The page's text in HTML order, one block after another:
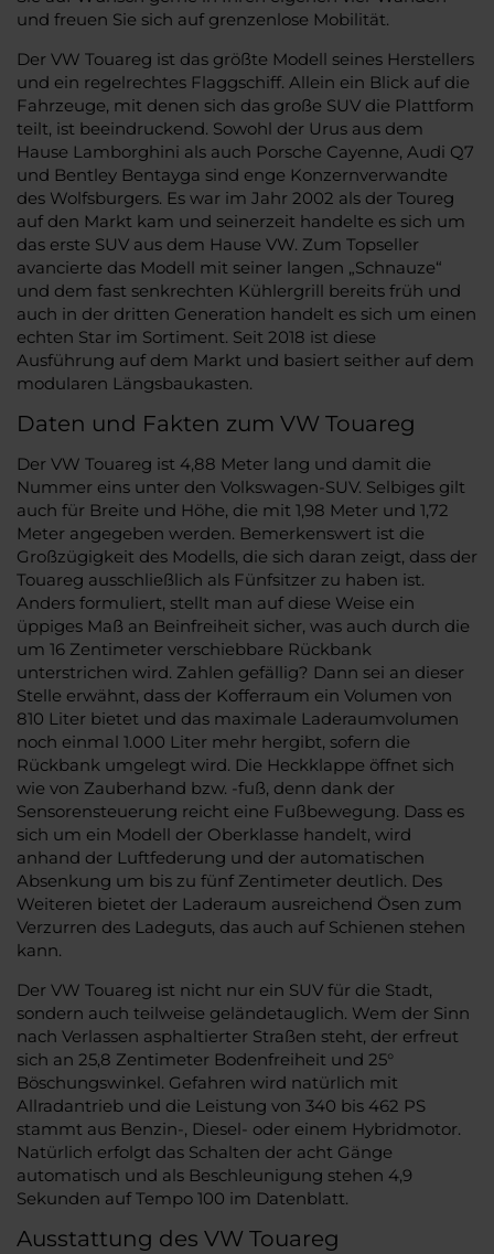
und freuen Sie sich auf grenzenlose Mobilität.
Der VW Touareg ist das größte Modell seines Herstellers
und ein regelrechtes Flaggschiff. Allein ein Blick auf die
Fahrzeuge, mit denen sich das große SUV die Plattform
teilt, ist beeindruckend. Sowohl der Urus aus dem
Hause Lamborghini als auch Porsche Cayenne, Audi Q7
und Bentley Bentayga sind enge Konzernverwandte
des Wolfsburgers. Es war im Jahr 2002 als der Toureg
auf den Markt kam und seinerzeit handelte es sich um
das erste SUV aus dem Hause VW. Zum Topseller
avancierte das Modell mit seiner langen „Schnauze“
und dem fast senkrechten Kühlergrill bereits früh und
auch in der dritten Generation handelt es sich um einen
echten Star im Sortiment. Seit 2018 ist diese
Ausführung auf dem Markt und basiert seither auf dem
modularen Längsbaukasten.
Daten und Fakten zum VW Touareg
Der VW Touareg ist 4,88 Meter lang und damit die
Nummer eins unter den Volkswagen-SUV. Selbiges gilt
auch für Breite und Höhe, die mit 1,98 Meter und 1,72
Meter angegeben werden. Bemerkenswert ist die
Großzügigkeit des Modells, die sich daran zeigt, dass der
Touareg ausschließlich als Fünfsitzer zu haben ist.
Anders formuliert, stellt man auf diese Weise ein
üppiges Maß an Beinfreiheit sicher, was auch durch die
um 16 Zentimeter verschiebbare Rückbank
unterstrichen wird. Zahlen gefällig? Dann sei an dieser
Stelle erwähnt, dass der Kofferraum ein Volumen von
810 Liter bietet und das maximale Laderaumvolumen
noch einmal 1.000 Liter mehr hergibt, sofern die
Rückbank umgelegt wird. Die Heckklappe öffnet sich
wie von Zauberhand bzw. -fuß, denn dank der
Sensorensteuerung reicht eine Fußbewegung. Dass es
sich um ein Modell der Oberklasse handelt, wird
anhand der Luftfederung und der automatischen
Absenkung um bis zu fünf Zentimeter deutlich. Des
Weiteren bietet der Laderaum ausreichend Ösen zum
Verzurren des Ladeguts, das auch auf Schienen stehen
kann.
Der VW Touareg ist nicht nur ein SUV für die Stadt,
sondern auch teilweise geländetauglich. Wem der Sinn
nach Verlassen asphaltierter Straßen steht, der erfreut
sich an 25,8 Zentimeter Bodenfreiheit und 25°
Böschungswinkel. Gefahren wird natürlich mit
Allradantrieb und die Leistung von 340 bis 462 PS
stammt aus Benzin-, Diesel- oder einem Hybridmotor.
Natürlich erfolgt das Schalten der acht Gänge
automatisch und als Beschleunigung stehen 4,9
Sekunden auf Tempo 100 im Datenblatt.
Ausstattung des VW Touareg